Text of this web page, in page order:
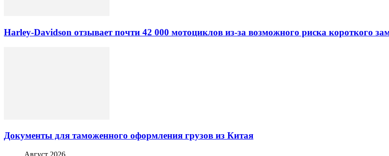
Harley-Davidson отзывает почти 42 000 мотоциклов из-за возможного риска короткого
Документы для таможенного оформления грузов из Китая